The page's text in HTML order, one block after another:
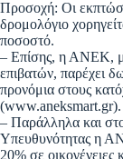
Προσοχή: Οι
δρομολόγιο
ποσοστό.
– Επίσης, η ΑΝΕΚ,
επιβατών, παρέχει
προνόμια στους
(www.aneksmart.gr).
– Παράλληλα και στο
Υπευθυνότητας η
20% σε